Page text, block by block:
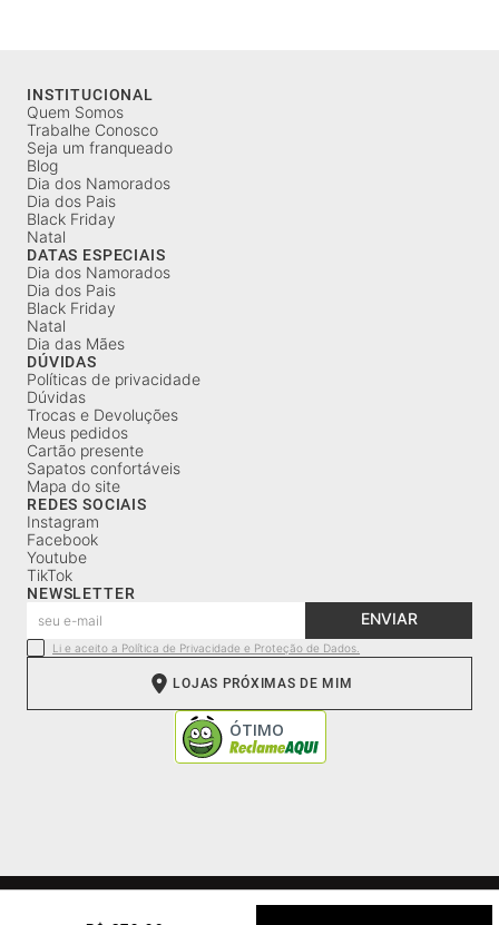
INSTITUCIONAL
Quem Somos
Trabalhe Conosco
Seja um franqueado
Blog
Dia dos Namorados
Dia dos Pais
Black Friday
Natal
DATAS ESPECIAIS
Dia dos Namorados
Dia dos Pais
Black Friday
Natal
Dia das Mães
DÚVIDAS
Políticas de privacidade
Dúvidas
Trocas e Devoluções
Meus pedidos
Cartão presente
Sapatos confortáveis
Mapa do site
REDES SOCIAIS
Instagram
Facebook
Youtube
TikTok
NEWSLETTER
ENVIAR
Li e aceito a Política de Privacidade e Proteção de Dados.
LOJAS PRÓXIMAS DE MIM